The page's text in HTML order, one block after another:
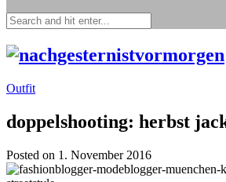
Outfit
doppelshooting: herbst
Posted on 1. November 2016